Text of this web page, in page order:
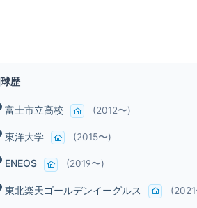
球歴
富士市立高校 (2012〜)
東洋大学 (2015〜)
ENEOS (2019〜)
東北楽天ゴールデンイーグルス